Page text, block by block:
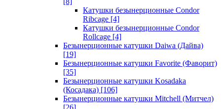
Катушки безынерционные Condor
Ribcage [4]
Катушки безынерционные Condor
Rollcage [4]
Безынерционные катушки Daiwa (Дайва)
[19]
Безынерционные катушки Favorite (Фаворит)
[35]
Безынерционные катушки Kosadaka
(Косадака) [106]
Безынерционные катушки Mitchell (Митчел)